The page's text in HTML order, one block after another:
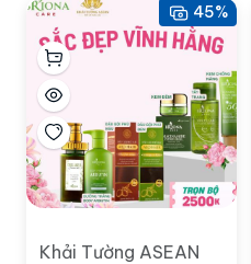
45%
Khải Tường ASEAN